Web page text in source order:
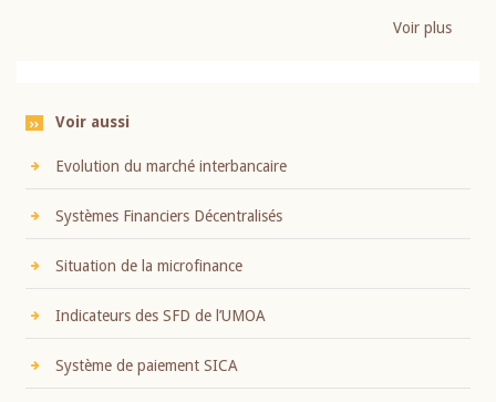
Voir plus
Voir aussi
Evolution du marché interbancaire
Systèmes Financiers Décentralisés
Situation de la microfinance
Indicateurs des SFD de l’UMOA
Système de paiement SICA